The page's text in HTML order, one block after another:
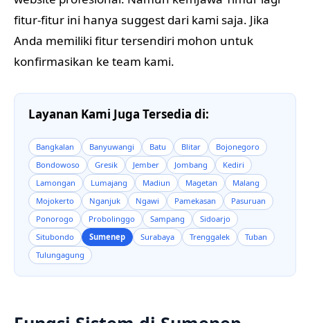
fitur-fitur ini hanya suggest dari kami saja. Jika
Anda memiliki fitur tersendiri mohon untuk
konfirmasikan ke team kami.
Layanan Kami Juga Tersedia di:
Bangkalan Banyuwangi Batu Blitar
Bojonegoro
Bondowoso
Gresik Jember Jombang
Kediri
Lamongan
Lumajang Madiun Magetan
Malang
Mojokerto
Nganjuk Ngawi Pamekasan
Pasuruan
Ponorogo
Probolinggo Sampang
Sidoarjo
Situbondo
Sumenep Surabaya Trenggalek
Tuban
Tulungagung